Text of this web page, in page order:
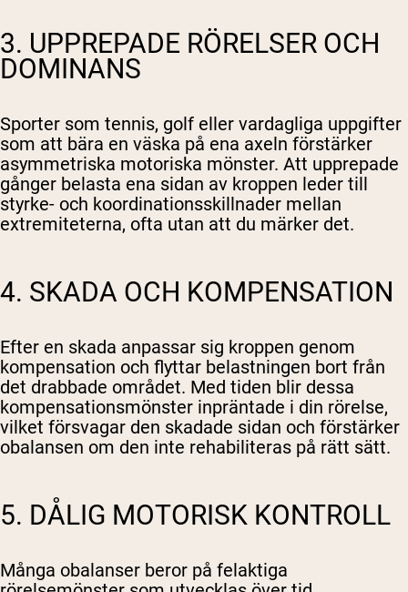
3. UPPREPADE RÖRELSER OCH
DOMINANS
Sporter som tennis, golf eller vardagliga uppgifter
som att bära en väska på ena axeln förstärker
asymmetriska motoriska mönster. Att upprepade
gånger belasta ena sidan av kroppen leder till
styrke- och koordinationsskillnader mellan
extremiteterna, ofta utan att du märker det.
4. SKADA OCH KOMPENSATION
Efter en skada anpassar sig kroppen genom
kompensation och flyttar belastningen bort från
det drabbade området. Med tiden blir dessa
kompensationsmönster inpräntade i din rörelse,
vilket försvagar den skadade sidan och förstärker
obalansen om den inte rehabiliteras på rätt sätt.
5. DÅLIG MOTORISK KONTROLL
Många obalanser beror på felaktiga